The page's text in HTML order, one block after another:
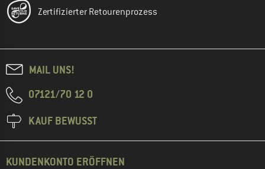
Zertifizierter Retourenprozess
MAIL UNS!
07121/70 12 0
KAUF BEWUSST
KUNDENKONTO ERÖFFNEN